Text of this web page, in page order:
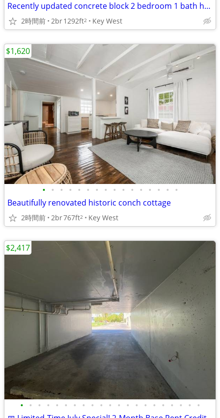
Recently updated concrete block 2 bedroom 1 bath home
2時間前 2br1292ft2 Key West
• • • • • • • • • • • • • • • •
Beautifully renovated historic conch cottage
2時間前 2br767ft2 Key West
$1,620
• • • • • • • • • • • • • • • • • • • • •
$2,417